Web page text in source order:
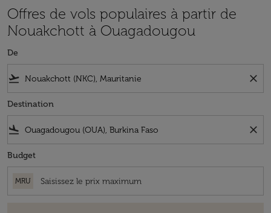
Offres de vols populaires à partir de
Nouakchott à Ouagadougou
De
flight_takeoff close
Destination
flight_land close
Budget
MRU